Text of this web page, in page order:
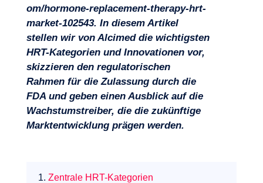
Expertisen
om/hormone-replacement-therapy-hrt-
market-102543. In diesem Artikel
stellen wir von Alcimed die wichtigsten
HRT-Kategorien und Innovationen vor,
skizzieren den regulatorischen
Rahmen für die Zulassung durch die
FDA und geben einen Ausblick auf die
Wachstumstreiber, die die zukünftige
Marktentwicklung prägen werden.
1. Zentrale HRT-Kategorien